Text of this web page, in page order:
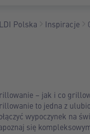
Polska Inspiracje
– jak i co
to jedna z
wypoczynek na
się